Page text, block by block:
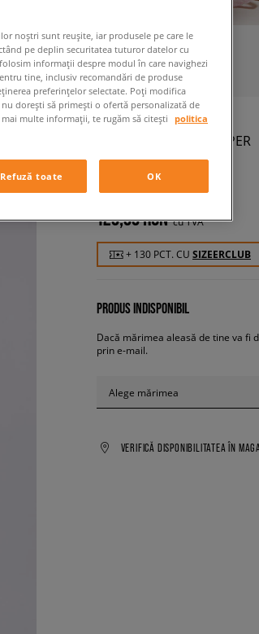
CHAMPION SOFT SLIPPER
bărbați, șlapi
129,99 RON cu TVA
+ 130 PCT. CU SIZEERCLUB
PRODUS INDISPONIBIL
Dacă mărimea aleasă de tine va fi
prin e-mail.
Alege mărimea
VERIFICĂ DISPONIBILITATEA ÎN
noștri sunt reușite, iar produsele pe care le
pe deplin securitatea tuturor datelor cu
informații despre modul în care navighezi
tine, inclusiv recomandări de produse
preferințelor selectate. Poți modifica
dorești să primești o ofertă personalizată de
multe informații, te rugăm să citești politica
Refuză toate OK